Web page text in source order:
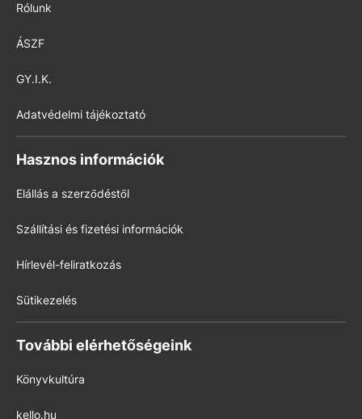
Rólunk
ÁSZF
GY.I.K.
Adatvédelmi tájékoztató
Hasznos információk
Elállás a szerződéstől
Szállítási és fizetési információk
Hírlevél-feliratkozás
Sütikezelés
További elérhetőségeink
Könyvkultúra
kello.hu